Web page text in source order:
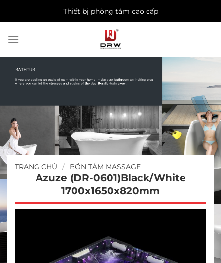
Thiết bị phòng tắm cao cấp
TRANG CHỦ / BỒN TẮM MASSAGE
Azuze (DR-0601)Black/White
1700x1650x820mm